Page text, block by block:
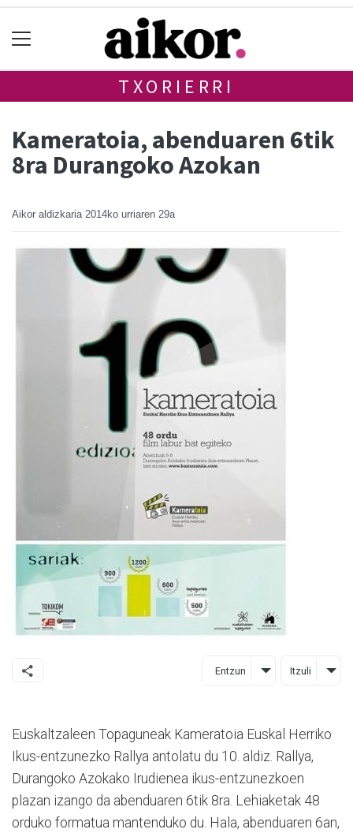
TXORIERRI
Kameratoia, abenduaren 6tik
8ra Durangoko Azokan
Aikor aldizkaria 2014ko urriaren 29a
Entzun Itzuli
Euskaltzaleen Topaguneak Kameratoia Euskal Herriko
Ikus-entzunezko Rallya antolatu du 10. aldiz. Rallya,
Durangoko Azokako Irudienea ikus-entzunezkoen
plazan izango da abenduaren 6tik 8ra. Lehiaketak 48
orduko formatua mantenduko du. Hala, abenduaren 6an,